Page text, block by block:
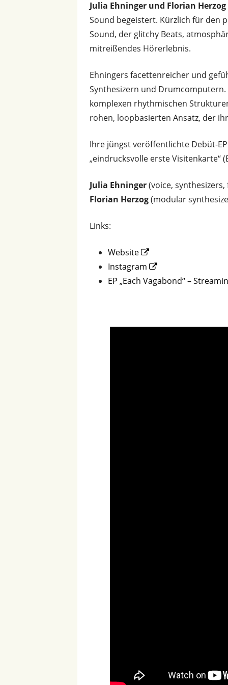
Julia Ehninger und Florian
Sound begeistert. Kürzlich für den
Sound, der glitchy Beats,
mitreißendes Hörerlebnis.
Ehningers facettenreicher und
Synthesizern und
komplexen rhythmischen
rohen, loopbasierten Ansatz, der
Ihre jüngst veröffentlichte Debüt-
„eindrucksvolle erste Visitenkarte“
Julia Ehninger(voice, synthesizers,
Florian Herzog(modular
Links:
Website
in
a
Instagram
in
EP „Each Vagabond“ –